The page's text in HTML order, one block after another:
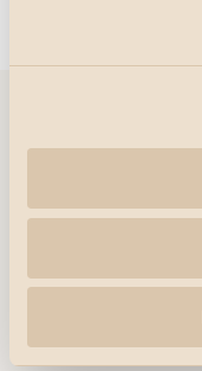
Företag
Höjdpunkter
Yrkesverksamma